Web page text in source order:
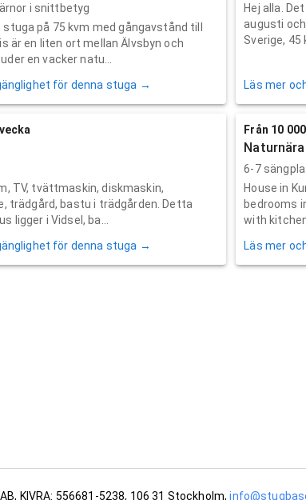
i snittbetyg
stuga på 75 kvm med gångavstånd till
är en liten ort mellan Älvsbyn och
en vacker natu...
för denna stuga →
Hej alla.
augusti
Sverige, 45
Läs mer
TV, tvättmaskin, diskmaskin,
trädgård, bastu i trädgården. Detta
ligger i Vidsel, ba...
för denna stuga →
Från 10
6-7
House in
bedrooms
with
Läs mer
KIVRA: 556681-5238, 106 31 Stockholm,